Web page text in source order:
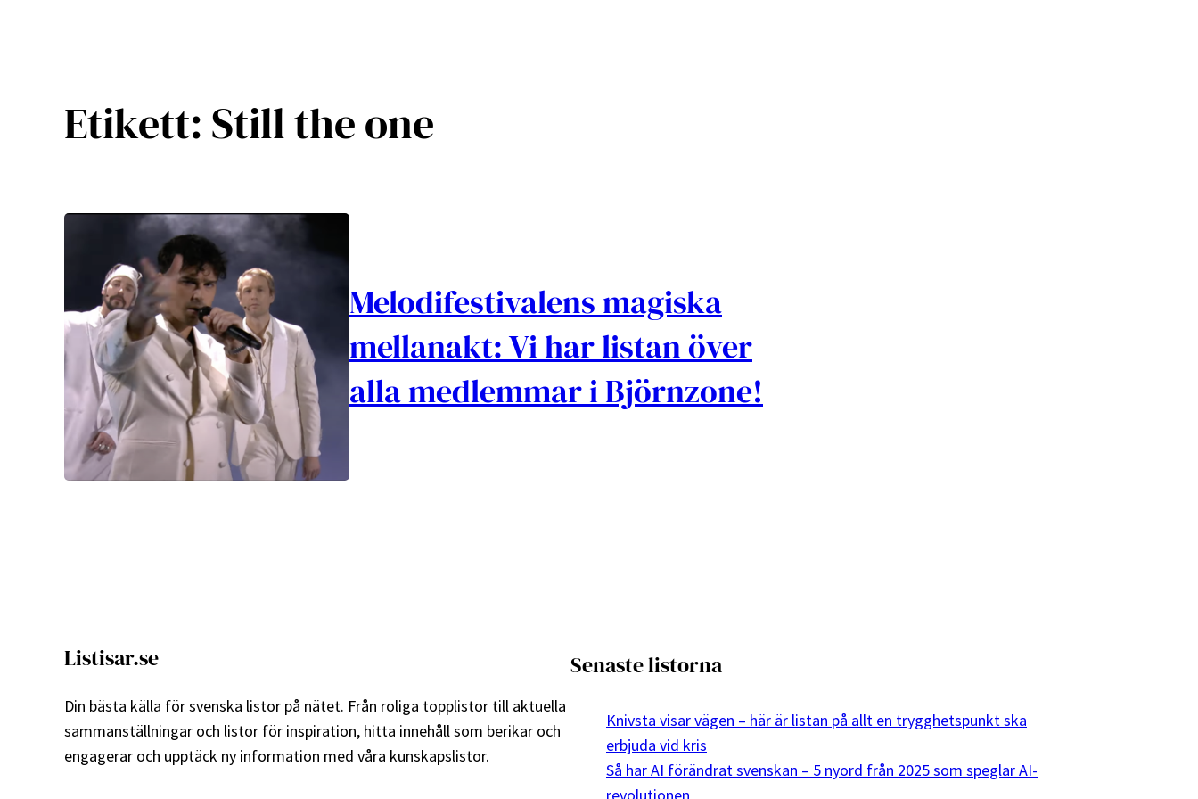
Etikett:Still the one
Melodifestivalens magiska
mellanakt: Vi har listan över
alla medlemmar i Björnzone!
Listisar.se
Din bästa källa för svenska listor på nätet. Från roliga topplistor till aktuella
sammanställningar och listor för inspiration, hitta innehåll som berikar och
engagerar och upptäck ny information med våra kunskapslistor.
Senaste listorna
Knivsta visar vägen – här är listan på allt en trygghetspunkt ska
erbjuda vid kris
Så har AI förändrat svenskan – 5 nyord från 2025 som speglar AI-